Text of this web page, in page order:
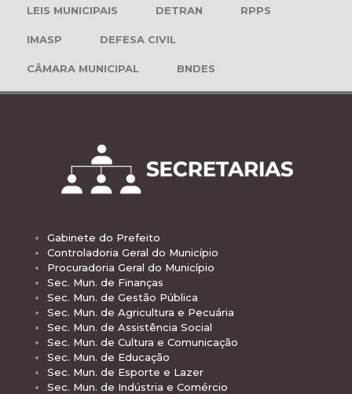
LEIS MUNICIPAIS DETRAN RPPS
IMASP DEFESA CIVIL
CÂMARA MUNICIPAL BNDES
Gabinete do Prefeito
Controladoria Geral do Município
Procuradoria Geral do Município
Sec. Mun. de Finanças
Sec. Mun. de Gestão Pública
Sec. Mun. de Agricultura e Pecuária
Sec. Mun. de Assistência Social
Sec. Mun. de Cultura e Comunicação
Sec. Mun. de Educação
Sec. Mun. de Esporte e Lazer
Sec. Mun. de Indústria e Comércio